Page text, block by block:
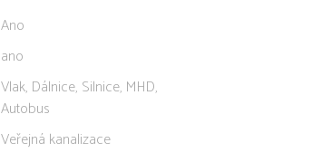
Ano
ano
Vlak, Dálnice, Silnice, MHD,
Autobus
Veřejná kanalizace